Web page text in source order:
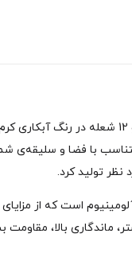
لوستر لوکس با 6 شاخه و 12 شعله در
با فضا و سلیقه‌ی
نظر تولید کرد.
است که از
ماندگاری بالا، مقاومت